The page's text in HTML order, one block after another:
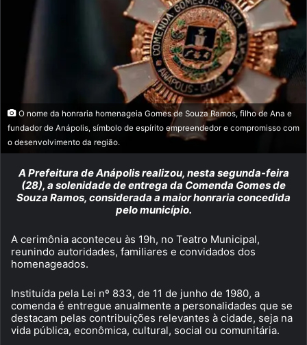
O nome da honraria homenageia Gomes de Souza Ramos, filho de Ana e
fundador de Anápolis, símbolo de espírito empreendedor e compromisso com
o desenvolvimento da região.
A Prefeitura de Anápolis realizou, nesta segunda-feira
(28), a solenidade de entrega da Comenda Gomes de
Souza Ramos, considerada a maior honraria concedida
pelo município.
A cerimônia aconteceu às 19h, no Teatro Municipal,
reunindo autoridades, familiares e convidados dos
homenageados.
Instituída pela Lei nº 833, de 11 de junho de 1980, a
comenda é entregue anualmente a personalidades que se
destacam pelas contribuições relevantes à cidade, seja na
vida pública, econômica, cultural, social ou comunitária.